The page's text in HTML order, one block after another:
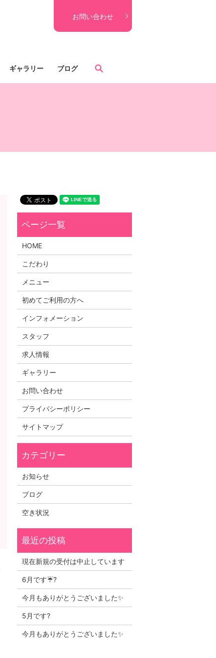
お問い合わせ
ギャラリー ブログ
HOME
こだわり
メニュー
初めてご利用の方へ
インフォメーション
スタッフ
求人情報
ギャラリー
お問い合わせ
プライバシーポリシー
サイトマップ
お知らせ
ブログ
空き状況
現在新規の受付は中止しています
6月です☔?
今月もありがとうございました✨
5月です?
今月もありがとうございました✨